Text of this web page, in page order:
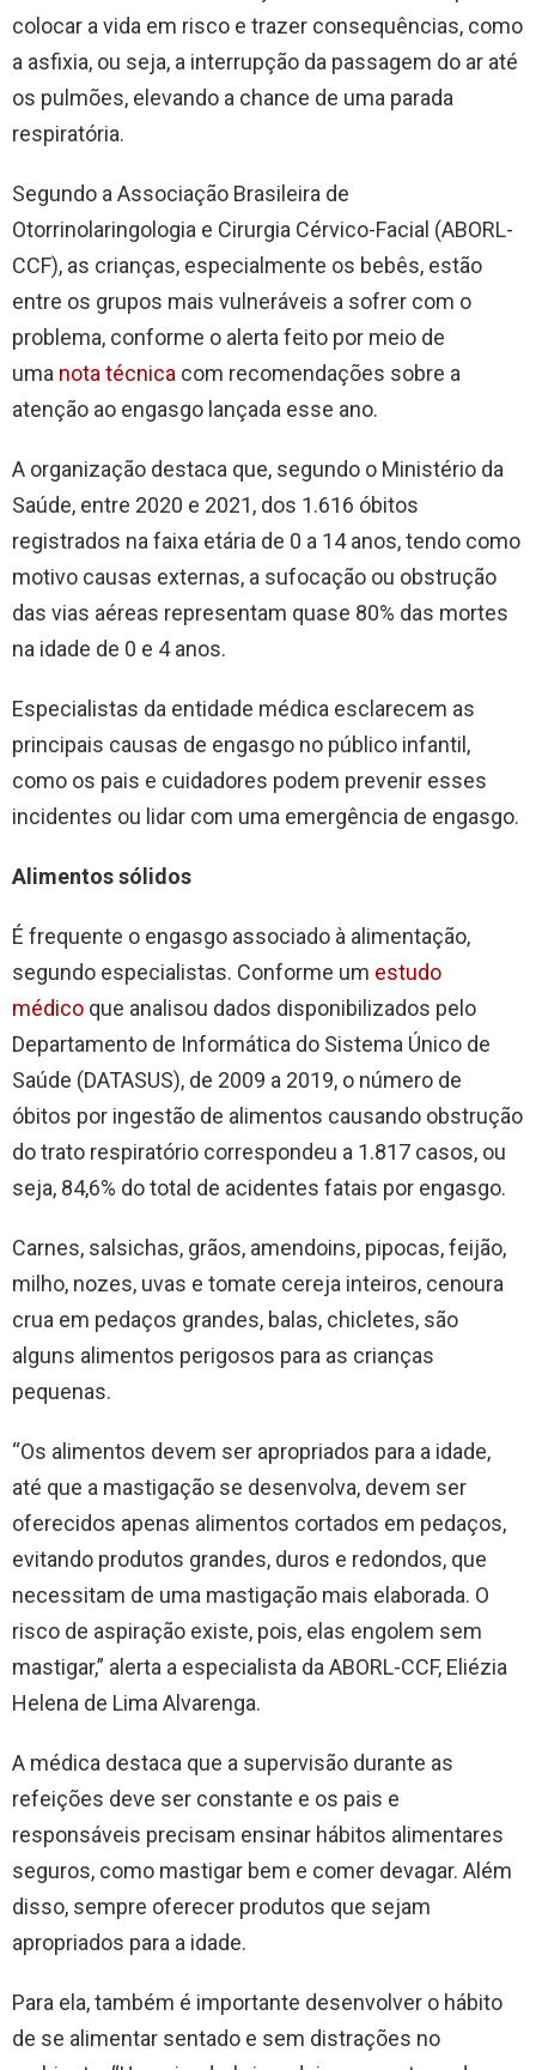
colocar a vida em risco e trazer consequências, como
a asfixia, ou seja, a interrupção da passagem do ar até
os pulmões, elevando a chance de uma parada
respiratória.
Segundo a Associação Brasileira de
Otorrinolaringologia e Cirurgia Cérvico-Facial (ABORL-
CCF), as crianças, especialmente os bebês, estão
entre os grupos mais vulneráveis a sofrer com o
problema, conforme o alerta feito por meio de
uma nota técnica com recomendações sobre a
atenção ao engasgo lançada esse ano.
A organização destaca que, segundo o Ministério da
Saúde, entre 2020 e 2021, dos 1.616 óbitos
registrados na faixa etária de 0 a 14 anos, tendo como
motivo causas externas, a sufocação ou obstrução
das vias aéreas representam quase 80% das mortes
na idade de 0 e 4 anos.
Especialistas da entidade médica esclarecem as
principais causas de engasgo no público infantil,
como os pais e cuidadores podem prevenir esses
incidentes ou lidar com uma emergência de engasgo.
Alimentos sólidos
É frequente o engasgo associado à alimentação,
segundo especialistas. Conforme um estudo
médico que analisou dados disponibilizados pelo
Departamento de Informática do Sistema Único de
Saúde (DATASUS), de 2009 a 2019, o número de
óbitos por ingestão de alimentos causando obstrução
do trato respiratório correspondeu a 1.817 casos, ou
seja, 84,6% do total de acidentes fatais por engasgo.
Carnes, salsichas, grãos, amendoins, pipocas, feijão,
milho, nozes, uvas e tomate cereja inteiros, cenoura
crua em pedaços grandes, balas, chicletes, são
alguns alimentos perigosos para as crianças
pequenas.
“Os alimentos devem ser apropriados para a idade,
até que a mastigação se desenvolva, devem ser
oferecidos apenas alimentos cortados em pedaços,
evitando produtos grandes, duros e redondos, que
necessitam de uma mastigação mais elaborada. O
risco de aspiração existe, pois, elas engolem sem
mastigar,” alerta a especialista da ABORL-CCF, Eliézia
Helena de Lima Alvarenga.
A médica destaca que a supervisão durante as
refeições deve ser constante e os pais e
responsáveis precisam ensinar hábitos alimentares
seguros, como mastigar bem e comer devagar. Além
disso, sempre oferecer produtos que sejam
apropriados para a idade.
Para ela, também é importante desenvolver o hábito
de se alimentar sentado e sem distrações no